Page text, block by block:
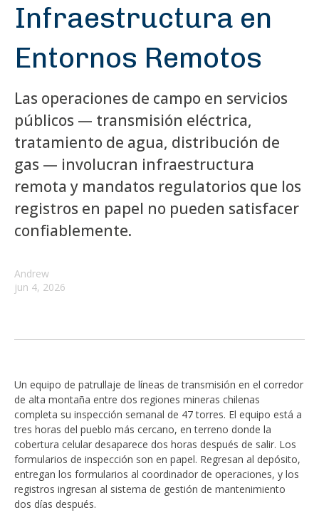
Infraestructura en
Entornos Remotos
Las operaciones de campo en servicios
públicos — transmisión eléctrica,
tratamiento de agua, distribución de
gas — involucran infraestructura
remota y mandatos regulatorios que los
registros en papel no pueden satisfacer
confiablemente.
Andrew
jun 4, 2026
Un equipo de patrullaje de líneas de transmisión en el corredor
de alta montaña entre dos regiones mineras chilenas
completa su inspección semanal de 47 torres. El equipo está a
tres horas del pueblo más cercano, en terreno donde la
cobertura celular desaparece dos horas después de salir. Los
formularios de inspección son en papel. Regresan al depósito,
entregan los formularios al coordinador de operaciones, y los
registros ingresan al sistema de gestión de mantenimiento
dos días después.